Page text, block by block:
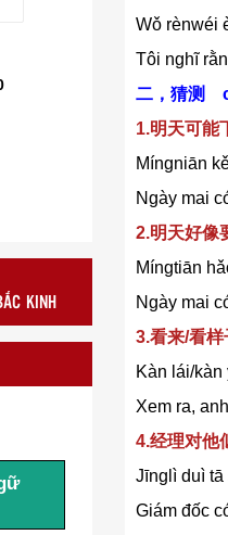
KINH
Wǒ rènwéi
Tôi nghĩ
二，猜测
1.明天可能
Míngniān
Ngày mai
2.明天好像
Míngtiān
Ngày mai
3.看来/看样
Kàn lái/
Xem ra,
4.经理对他
Jīnglì duì tā
Giám đốc